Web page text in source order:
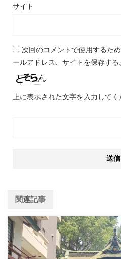
サイト
次回のコメントで使用するた
ールアドレス、サイトを保存する。
上に表示された文字を入力してく
関連記事